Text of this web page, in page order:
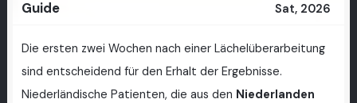
Guide
Sat, 2026
Die ersten zwei Wochen nach einer Lächelüberarbeitung
sind entscheidend für den Erhalt der Ergebnisse.
Niederländische Patienten, die aus den Niederlanden